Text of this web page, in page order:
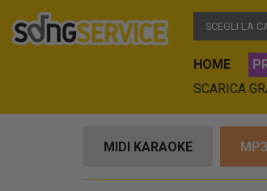
SCEGLI LA
HOME
SCARICA
MIDI KARAOKE